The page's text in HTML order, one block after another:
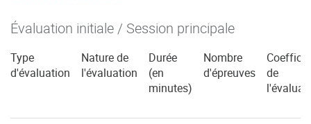
Évaluation initiale / Session principale
Type
d'évaluation
Nature de
l'évaluation
Durée
(en
minutes)
Nombre
d'épreuves
de